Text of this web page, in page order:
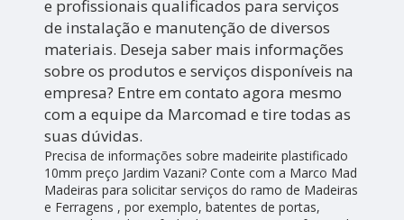
e profissionais qualificados para serviços
de instalação e manutenção de diversos
materiais. Deseja saber mais informações
sobre os produtos e serviços disponíveis na
empresa? Entre em contato agora mesmo
com a equipe da Marcomad e tire todas as
suas dúvidas.
Precisa de informações sobre madeirite plastificado
10mm preço Jardim Vazani? Conte com a Marco Mad
Madeiras para solicitar serviços do ramo de Madeiras
e Ferragens , por exemplo, batentes de portas,